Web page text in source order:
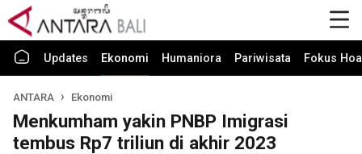
Updates Ekonomi Humaniora Pariwisata Fokus
ANTARA Ekonomi
Menkumham yakin PNBP Imigrasi
tembus Rp7 triliun di akhir 2023